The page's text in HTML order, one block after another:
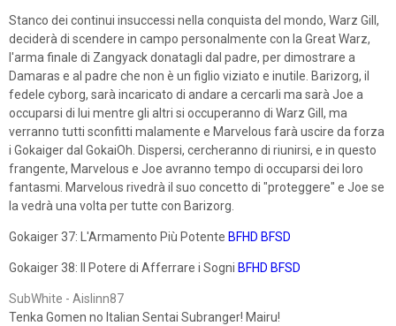
Stanco dei continui insuccessi nella conquista del mondo, Warz Gill,
deciderà di scendere in campo personalmente con la Great Warz,
l'arma finale di Zangyack donatagli dal padre, per dimostrare a
Damaras e al padre che non è un figlio viziato e inutile. Barizorg, il
fedele cyborg, sarà incaricato di andare a cercarli ma sarà Joe a
occuparsi di lui mentre gli altri si occuperanno di Warz Gill, ma
verranno tutti sconfitti malamente e Marvelous farà uscire da forza
i Gokaiger dal GokaiOh. Dispersi, cercheranno di riunirsi, e in questo
frangente, Marvelous e Joe avranno tempo di occuparsi dei loro
fantasmi. Marvelous rivedrà il suo concetto di "proteggere" e Joe se
la vedrà una volta per tutte con Barizorg.
Gokaiger 37: L'Armamento Più Potente BFHD BFSD
Gokaiger 38: Il Potere di Afferrare i Sogni BFHD BFSD
SubWhite - Aislinn87
Tenka Gomen no Italian Sentai Subranger! Mairu!